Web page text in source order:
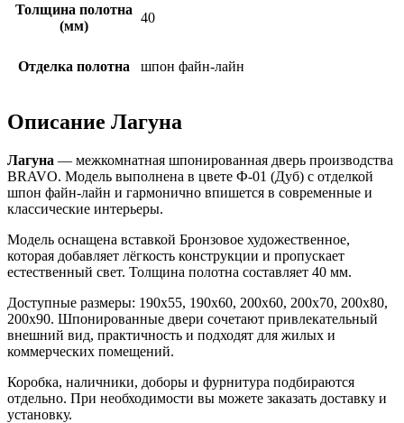
Толщина полотна
(мм)
40
Отделка полотна шпон файн-лайн
Описание Лагуна
Лагуна — межкомнатная шпонированная дверь производства
BRAVO. Модель выполнена в цвете Ф-01 (Дуб) с отделкой
шпон файн-лайн и гармонично впишется в современные и
классические интерьеры.
Модель оснащена вставкой Бронзовое художественное,
которая добавляет лёгкость конструкции и пропускает
естественный свет. Толщина полотна составляет 40 мм.
Доступные размеры: 190х55, 190х60, 200х60, 200х70, 200х80,
200х90. Шпонированные двери сочетают привлекательный
внешний вид, практичность и подходят для жилых и
коммерческих помещений.
Коробка, наличники, доборы и фурнитура подбираются
отдельно. При необходимости вы можете заказать доставку и
установку.